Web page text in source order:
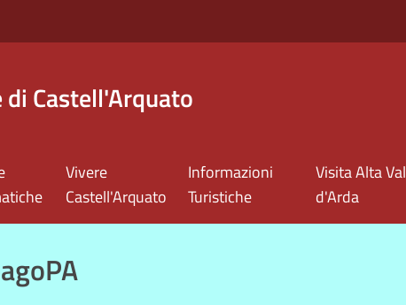
di Castell'Arquato
Vivere
Castell'Arquato
Informazioni
Turistiche
Visita Alta Val
d'Arda